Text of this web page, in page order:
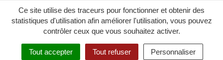
Ce site utilise des traceurs pour fonctionner et obtenir des
statistiques d'utilisation afin améliorer l'utilisation, vous pouvez
contrôler ceux que vous souhaitez activer.
Tout accepter Tout refuser Personnaliser